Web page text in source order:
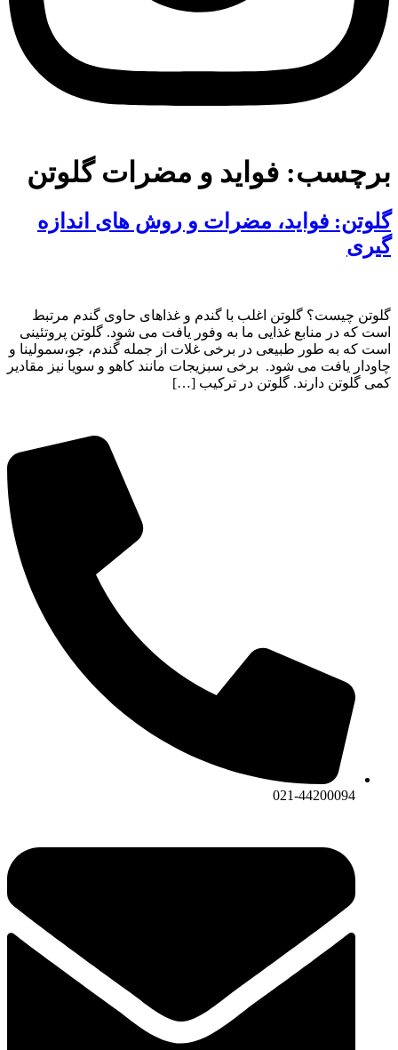
برچسب: فواید و مضرات گلوتن
گلوتن: فواید، مضرات و روش های اندازه
گیری
گلوتن چیست؟ گلوتن اغلب با گندم و غذاهای حاوی گندم مرتبط
است که در منابع غذایی ما به وفور یافت می شود. گلوتن پروتئینی
است که به طور طبیعی در برخی غلات از جمله گندم، جو،سمولینا و
چاودار یافت می شود. برخی سبزیجات مانند کاهو و سویا نیز مقادیر
کمی گلوتن دارند. گلوتن در ترکیب […]
021-44200094